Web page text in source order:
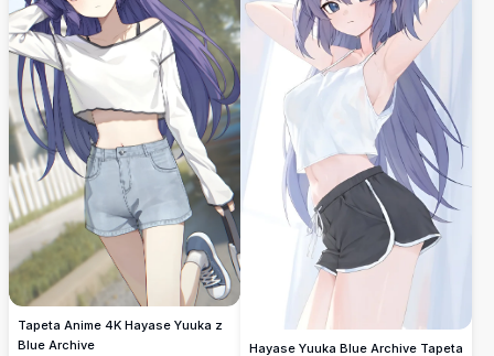
Tapeta Anime 4K Hayase Yuuka z
Blue Archive
Hayase Yuuka Blue Archive Tapeta